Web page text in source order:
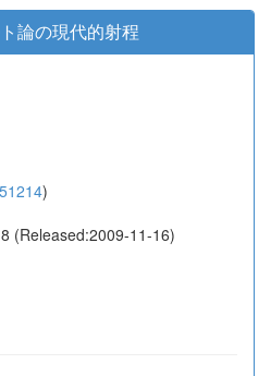
論の現代的射程
)
(Released:2009-11-16)